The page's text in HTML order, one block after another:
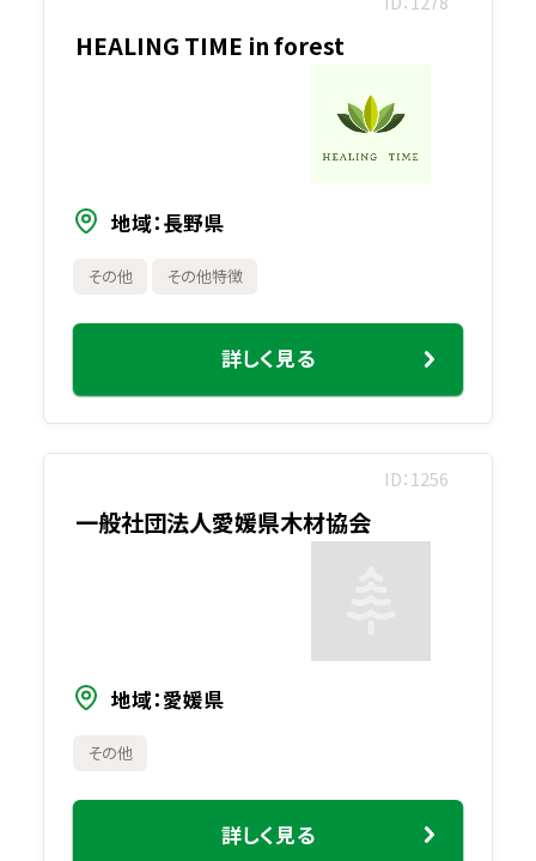
HEALING TIME in forest
地域 長野県
その他 その他特徴
詳しく見る
ID 1256
一般社団法人愛媛県木材協会
地域 愛媛県
その他
詳しく見る